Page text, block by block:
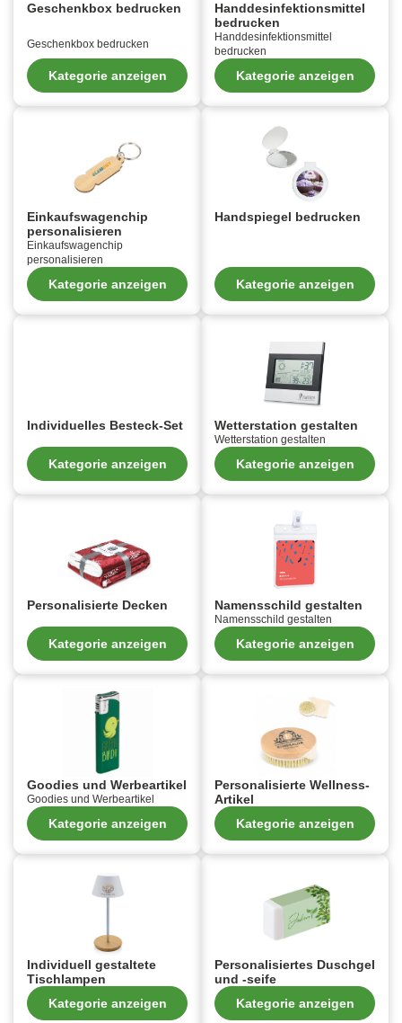
Geschenkbox bedrucken
Geschenkbox bedrucken
Kategorie anzeigen
Handdesinfektionsmittel
bedrucken
Handdesinfektionsmittel
bedrucken
Kategorie anzeigen
Einkaufswagenchip
personalisieren
Einkaufswagenchip
personalisieren
Kategorie anzeigen
Handspiegel bedrucken
Kategorie anzeigen
Individuelles Besteck-Set
Kategorie anzeigen
Wetterstation gestalten
Wetterstation gestalten
Kategorie anzeigen
Personalisierte Decken
Kategorie anzeigen
Namensschild gestalten
Namensschild gestalten
Kategorie anzeigen
Goodies und Werbeartikel
Goodies und Werbeartikel
Kategorie anzeigen
Personalisierte Wellness-
Artikel
Kategorie anzeigen
Individuell gestaltete
Tischlampen
Kategorie anzeigen
Personalisiertes Duschgel
und -seife
Kategorie anzeigen